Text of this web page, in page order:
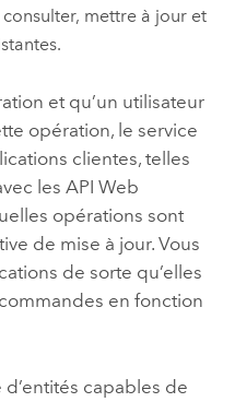
mettre à jour et
et qu’un utilisateur
opération, le service
clientes, telles
les API Web
opérations sont
de mise à jour. Vous
de sorte qu’elles
en fonction
capables de